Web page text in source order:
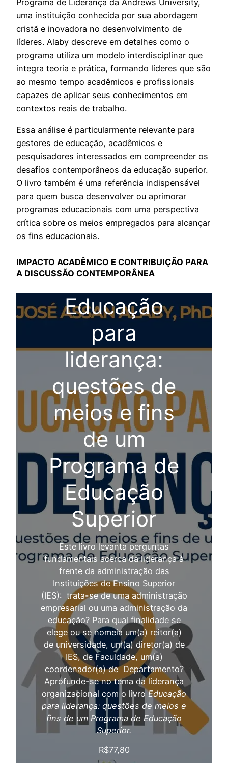
uma instituição conhecida por sua abordagem
cristã e inovadora no desenvolvimento de
líderes. Alaby descreve em detalhes como o
programa utiliza um modelo interdisciplinar que
integra teoria e prática, formando líderes que são
ao mesmo tempo acadêmicos e profissionais
capazes de aplicar seus conhecimentos em
contextos reais de trabalho.
Essa análise é particularmente relevante para
gestores de educação, acadêmicos e
pesquisadores interessados em compreender os
desafios contemporâneos da educação superior.
O livro também é uma referência indispensável
para quem busca desenvolver ou aprimorar
programas educacionais com uma perspectiva
crítica sobre os meios empregados para alcançar
os fins educacionais.
IMPACTO ACADÊMICO E CONTRIBUIÇÃO PARA
A DISCUSSÃO CONTEMPORÂNEA
Educação
para
liderança:
questões de
meios e fins
de um
Programa de
Educação
Superior
Este livro levanta perguntas
fundamentais acerca da liderança à
frente da administração das
Instituições de Ensino Superior
(IES): trata-se de uma administração
empresarial ou uma administração da
educação? Para qual finalidade se
elege ou se nomeia um(a) reitor(a)
de universidade, um(a) diretor(a) de
IES, de Faculdade, um(a)
coordenador(a) de Departamento?
Aprofunde-se no tema da liderança
organizacional com o livroEducação
para liderança: questões de meios e
fins de um Programa de Educação
Superior.
R$77,80